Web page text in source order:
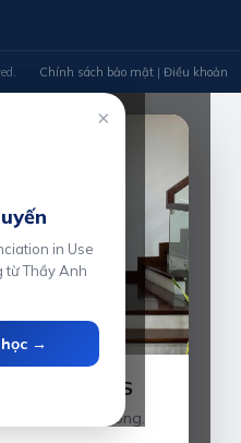
Chính sách bảo mật | Điều khoản
Anh IELTS
tại Hải Phòng.
×
in Use
từ Thầy Anh
→